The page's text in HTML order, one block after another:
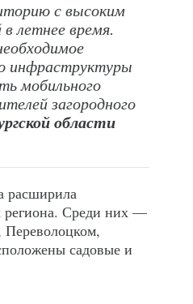
с высоким
летнее время.
инфраструктуры
мобильного
загородного
области
расширила
региона. Среди них —
садовые и